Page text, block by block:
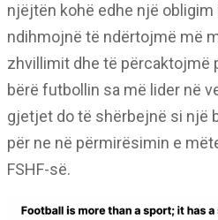
njëjtën kohë edhe një obligim
ndihmojnë të ndërtojmë më
zhvillimit dhe të përcaktojmë
bërë futbollin sa më lider në
gjetjet do të shërbejnë si një
për ne në përmirësimin e
FSHF-së.